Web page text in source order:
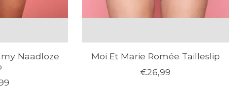
Naadloze
Moi Et Marie Romée Tailleslip
€26,99